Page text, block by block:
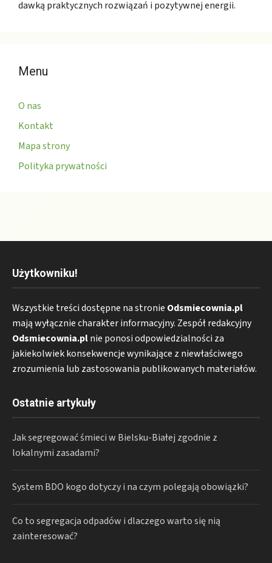
dawką praktycznych rozwiązań i pozytywnej energii.
Menu
O nas
Kontakt
Mapa strony
Polityka prywatności
Użytkowniku!
Wszystkie treści dostępne na stronie Odsmiecownia.pl
mają wyłącznie charakter informacyjny. Zespół redakcyjny
Odsmiecownia.plnie ponosi odpowiedzialności za
jakiekolwiek konsekwencje wynikające z niewłaściwego
zrozumienia lub zastosowania publikowanych materiałów.
Ostatnie artykuły
Jak segregować śmieci w Bielsku-Białej zgodnie z
lokalnymi zasadami?
System BDO kogo dotyczy i na czym polegają obowiązki?
Co to segregacja odpadów i dlaczego warto się nią
zainteresować?